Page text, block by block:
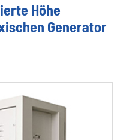
Höhe
Generator